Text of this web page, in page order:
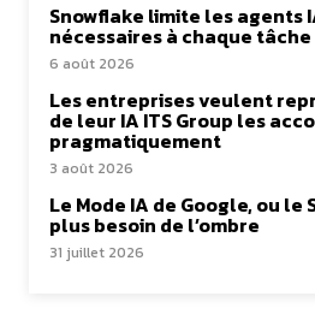
Snowflake limite les agents
nécessaires à chaque tâche
6 août 2026
Les entreprises veulent
de leur IA ITS Group les
pragmatiquement
3 août 2026
Le Mode IA de Google, ou le
plus besoin de l’ombre
31 juillet 2026